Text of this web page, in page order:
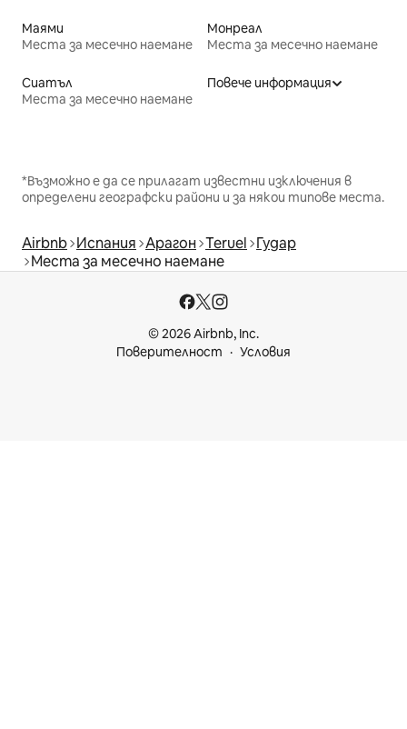
Маями
Места за месечно наемане
Монреал
Места за месечно наемане
Сиатъл
Места за месечно наемане
Повече информация
*Възможно е да се прилагат известни изключения в
определени географски райони и за някои типове места.
Airbnb Испания Арагон Teruel Гудар
Места за месечно наемане
© 2026 Airbnb, Inc.
Поверителност
Условия